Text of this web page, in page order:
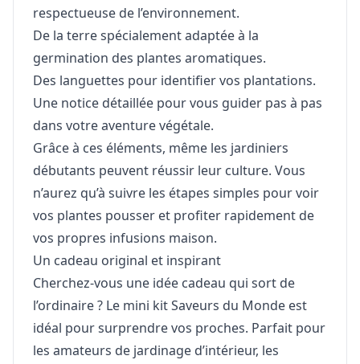
respectueuse de l’environnement.
De la terre spécialement adaptée à la
germination des plantes aromatiques.
Des languettes pour identifier vos plantations.
Une notice détaillée pour vous guider pas à pas
dans votre aventure végétale.
Grâce à ces éléments, même les jardiniers
débutants peuvent réussir leur culture. Vous
n’aurez qu’à suivre les étapes simples pour voir
vos plantes pousser et profiter rapidement de
vos propres infusions maison.
Un cadeau original et inspirant
Cherchez-vous une idée cadeau qui sort de
l’ordinaire ? Le mini kit Saveurs du Monde est
idéal pour surprendre vos proches. Parfait pour
les amateurs de jardinage d’intérieur, les